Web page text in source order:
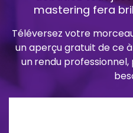
mastering fera
Téléversez votre
un aperçu gratuit de ce
unrendu professionnel,